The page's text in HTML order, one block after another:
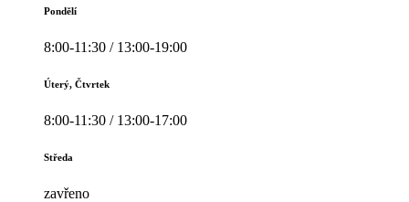
Pondělí
8:00-11:30 / 13:00-19:00
Úterý, Čtvrtek
8:00-11:30 / 13:00-17:00
Středa
zavřeno